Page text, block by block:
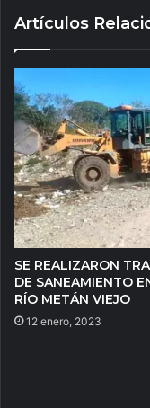
Artículos
SE REALIZARON
DE SANEAMIENTO
RÍO METÁN VIEJO
12 enero, 2023